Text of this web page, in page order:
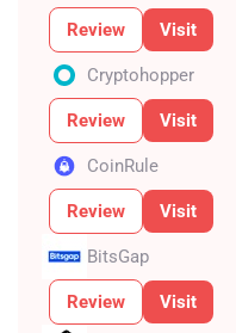
Review Visit
Cryptohopper
Review Visit
CoinRule
Review Visit
BitsGap
Review Visit